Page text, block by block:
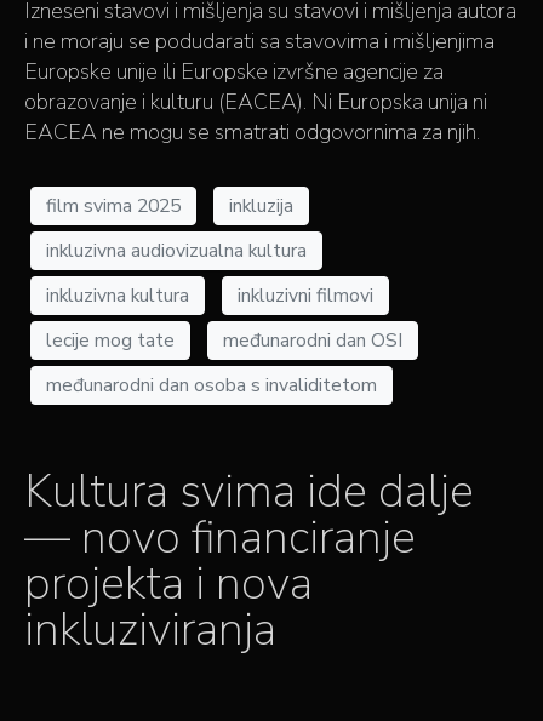
Izneseni stavovi i mišljenja su stavovi i mišljenja autora
i ne moraju se podudarati sa stavovima i mišljenjima
Europske unije ili Europske izvršne agencije za
obrazovanje i kulturu (EACEA). Ni Europska unija ni
EACEA ne mogu se smatrati odgovornima za njih.
film svima 2025
inkluzija
inkluzivna audiovizualna kultura
inkluzivna kultura
inkluzivni filmovi
lecije mog tate
međunarodni dan OSI
međunarodni dan osoba s invaliditetom
Kultura svima ide dalje
— novo financiranje
projekta i nova
inkluziviranja